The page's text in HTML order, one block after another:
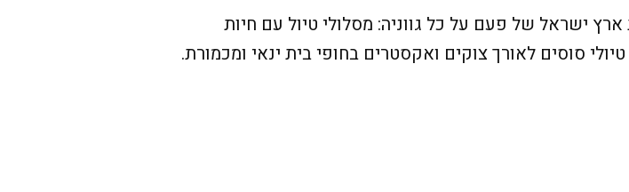
ישראל של פעם על כל גווניה: מסלולי טיול עם חיות
טיולי סוסים לאורך צוקים ואקסטרים בחופי בית ינאי ומכמורת.